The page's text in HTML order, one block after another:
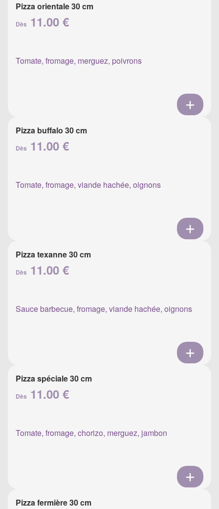
Pizza orientale 30 cm
Dès 11.00 €
Tomate, fromage, merguez, poivrons
Pizza buffalo 30 cm
Dès 11.00 €
Tomate, fromage, viande hachée, oignons
Pizza texanne 30 cm
Dès 11.00 €
Sauce barbecue, fromage, viande hachée, oignons
Pizza spéciale 30 cm
Dès 11.00 €
Tomate, fromage, chorizo, merguez, jambon
Pizza fermière 30 cm